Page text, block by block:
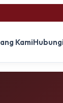
Kami